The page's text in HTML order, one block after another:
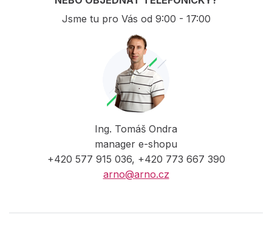
Jsme tu pro Vás od 9:00 - 17:00
Ing. Tomáš Ondra
manager e-shopu
+420 577 915 036, +420 773 667 390
arno@arno.cz